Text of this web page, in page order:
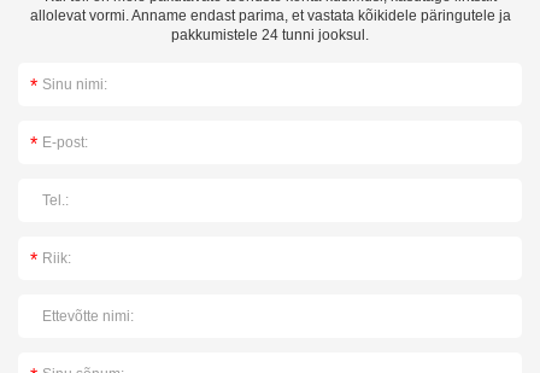
allolevat vormi. Anname endast parima, et vastata kõikidele päringutele ja
pakkumistele 24 tunni jooksul.